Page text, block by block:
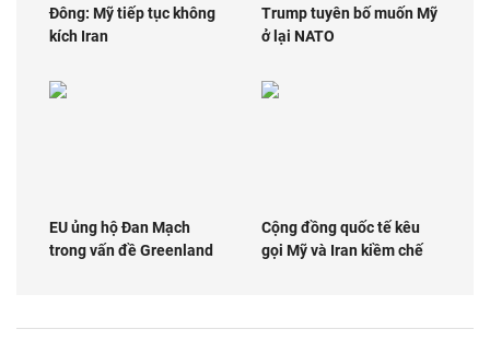
Đông: Mỹ tiếp tục không
kích Iran
Trump tuyên bố muốn Mỹ
ở lại NATO
EU ủng hộ Đan Mạch
trong vấn đề Greenland
Cộng đồng quốc tế kêu
gọi Mỹ và Iran kiềm chế